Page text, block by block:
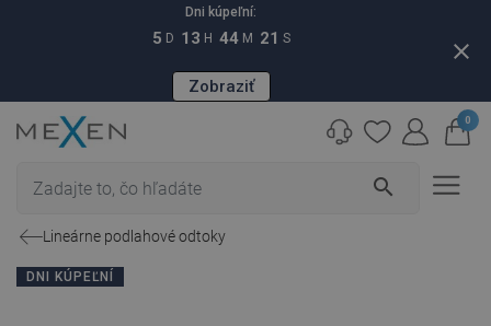
Dni kúpeľní:
5 D 13 H 44 M 20 S
Zobraziť
close
search
0
Lineárne podlahové odtoky
DNI KÚPEĽNÍ